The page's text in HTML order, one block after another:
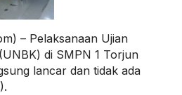
– Pelaksanaan Ujian
di SMPN 1 Torjun
lancar dan tidak ada